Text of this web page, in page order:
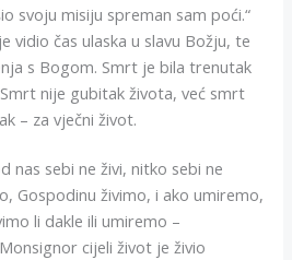
svoju misiju spreman sam poći.“
vidio čas ulaska u slavu Božju, te
s Bogom. Smrt je bila trenutak
nije gubitak života, već smrt
– za vječni život.
nas sebi ne živi, nitko sebi ne
Gospodinu živimo, i ako umiremo,
li dakle ili umiremo –
cijeli život je živio